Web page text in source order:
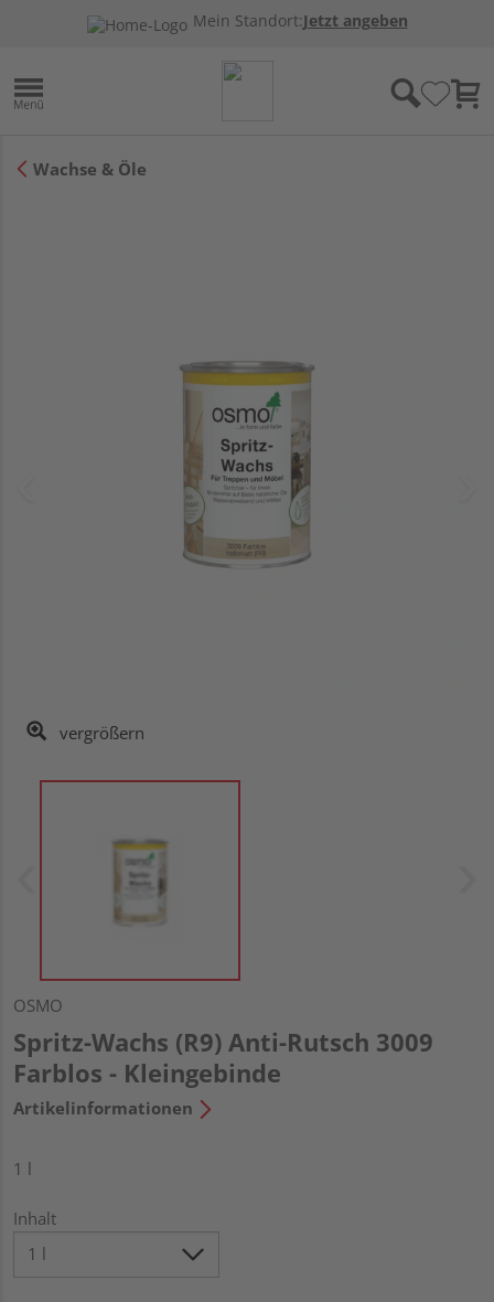
Mein Standort:Jetzt angeben
Wachse & Öle
vergrößern
OSMO
Spritz-Wachs (R9) Anti-Rutsch 3009
Farblos - Kleingebinde
Artikelinformationen
1 l
Inhalt